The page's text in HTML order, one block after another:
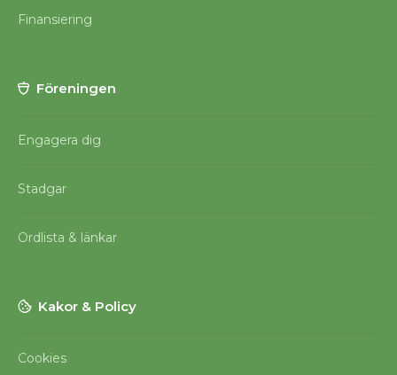
Finansiering
Föreningen
Engagera dig
Stadgar
Ordlista & länkar
Kakor & Policy
Cookies